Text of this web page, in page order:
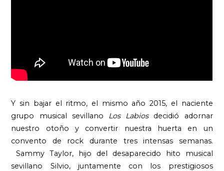
Y sin bajar el ritmo, el mismo año 2015, el naciente
grupo musical sevillano Los Labiosdecidió adornar
nuestro otoño y convertir nuestra huerta en un
convento de rock durante tres intensas semanas.
Sammy Taylor, hijo del desaparecido hito musical
sevillano Silvio, juntamente con los prestigiosos